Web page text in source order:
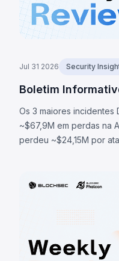
Jul 31 2026 Security
Boletim
Os 3 maiores incidentes
~$67,9M em perdas na
perdeu ~$24,15M por